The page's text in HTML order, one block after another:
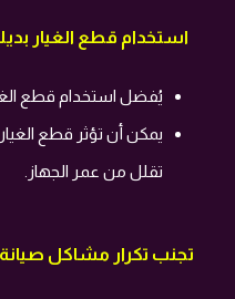
استخدام قطع الغيار
يُفضل استخدام قطع
يمكن أن تؤثر قطع
تقلل من عمر الجهاز.
تجنب تكرار مشاكل